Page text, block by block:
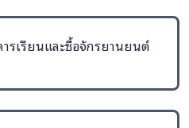
ระบุสามโรงเรียนที่มีความจำเป็น
รเรียนและซื้อจักรยานยนต์